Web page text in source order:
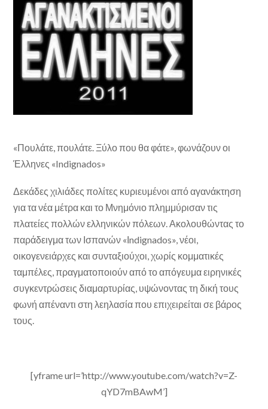
«Πουλάτε, πουλάτε. Ξύλο που θα φάτε», φωνάζουν οι
Έλληνες «Indignados»
Δεκάδες χιλιάδες πολίτες κυριευμένοι από αγανάκτηση
για τα νέα μέτρα και το Μνημόνιο πλημμύρισαν τις
πλατείες πολλών ελληνικών πόλεων. Ακολουθώντας το
παράδειγμα των Ισπανών «Ιndignados», νέοι,
οικογενειάρχες και συνταξιούχοι, χωρίς κομματικές
ταμπέλες, πραγματοποιούν από το απόγευμα ειρηνικές
συγκεντρώσεις διαμαρτυρίας, υψώνοντας τη δική τους
φωνή απέναντι στη λεηλασία που επιχειρείται σε βάρος
τους.
[yframe url=’http://www.youtube.com/watch?v=Z-
qYD7mBAwM’]